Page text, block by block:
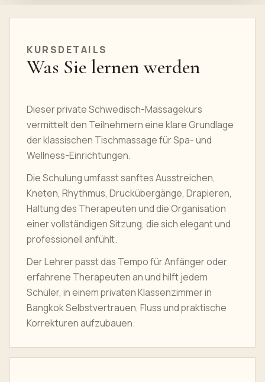
KURSDETAILS
Was Sie lernen werden
Dieser private Schwedisch-Massagekurs
vermittelt den Teilnehmern eine klare Grundlage
der klassischen Tischmassage für Spa- und
Wellness-Einrichtungen.
Die Schulung umfasst sanftes Ausstreichen,
Kneten, Rhythmus, Druckübergänge, Drapieren,
Haltung des Therapeuten und die Organisation
einer vollständigen Sitzung, die sich elegant und
professionell anfühlt.
Der Lehrer passt das Tempo für Anfänger oder
erfahrene Therapeuten an und hilft jedem
Schüler, in einem privaten Klassenzimmer in
Bangkok Selbstvertrauen, Fluss und praktische
Korrekturen aufzubauen.